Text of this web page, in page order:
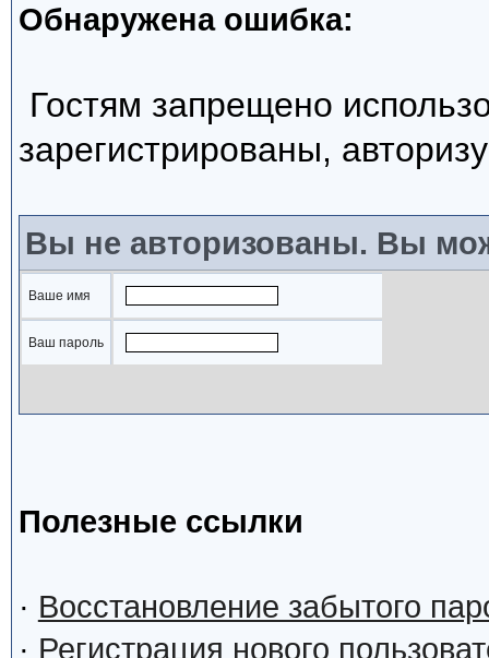
Обнаружена ошибка:
Гостям запрещено
зарегистрированы,
Вы не авторизованы. Вы
Ваше имя
Ваш пароль
Полезные ссылки
· Восстановление забытого
· Регистрация нового